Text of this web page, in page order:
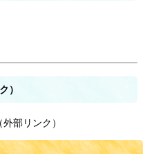
）
部リンク）